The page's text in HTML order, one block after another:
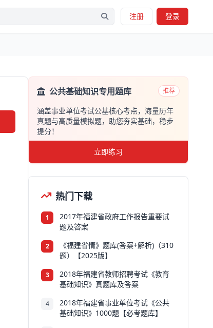
注册 登录
公共基础知识专用题库 推荐
涵盖事业单位考试公基核心考点，海量历年
真题与高质量模拟题，助您夯实基础，稳步
提分！
立即练习
热门下载
1
2017年福建省政府工作报告重要试
题及答案
2
《福建省情》题库(答案+解析)（310
题）【2025版】
3
2018年福建省教师招聘考试《教育
基础知识》真题库及答案
4
2018年福建省事业单位考试《公共
基础知识》1000题【必考题库】